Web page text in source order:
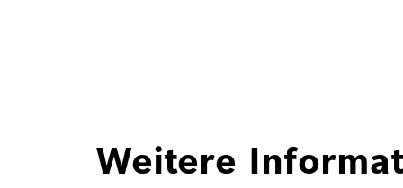
Weitere